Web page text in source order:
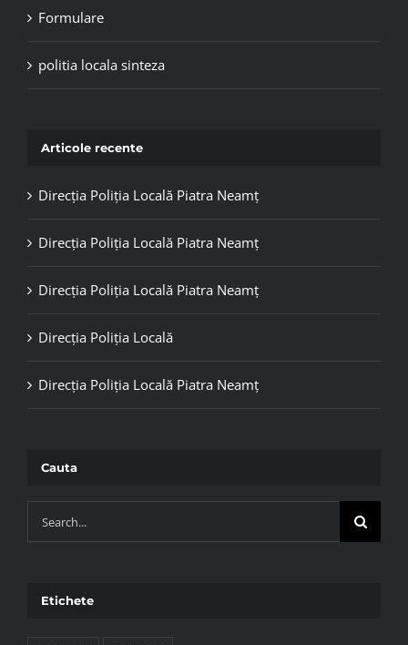
Formulare
politia locala sinteza
Articole recente
Direcția Poliția Locală Piatra Neamț
Direcția Poliția Locală Piatra Neamț
Direcția Poliția Locală Piatra Neamț
Direcția Poliția Locală
Direcția Poliția Locală Piatra Neamț
Cauta
Cauta:
Etichete